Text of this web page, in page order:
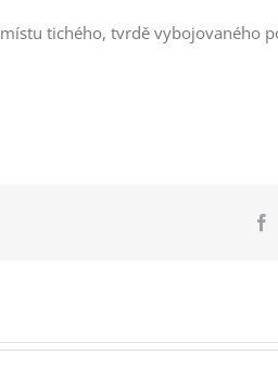
tichého, tvrdě vybojovaného